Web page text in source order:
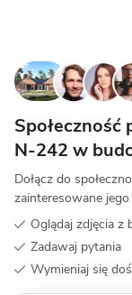
N-242 w
Dołącz do
zainteresowane
Oglądaj zdjęcia z
Zadawaj pytania
Wymieniaj się